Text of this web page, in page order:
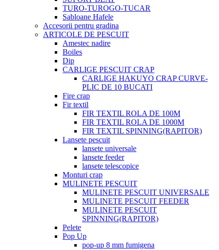
TURO-TUROGO-TUCAR
Sabloane Hafele
Accesorii pentru gradina
ARTICOLE DE PESCUIT
Amestec nadire
Boiles
Dip
CARLIGE PESCUIT CRAP
CARLIGE HAKUYO CRAP CURVE-
PLIC DE 10 BUCATI
Fire crap
Fir textil
FIR TEXTIL ROLA DE 100M
FIR TEXTIL ROLA DE 1000M
FIR TEXTIL SPINNING(RAPITOR)
Lansete pescuit
lansete universale
lansete feeder
lansete telescopice
Monturi crap
MULINETE PESCUIT
MULINETE PESCUIT UNIVERSALE
MULINETE PESCUIT FEEDER
MULINETE PESCUIT
SPINNING(RAPITOR)
Pelete
Pop Up
pop-up 8 mm fumigena